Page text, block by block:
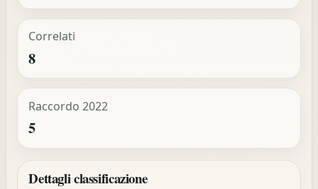
Correlati
8
Raccordo 2022
5
Dettagli classificazione